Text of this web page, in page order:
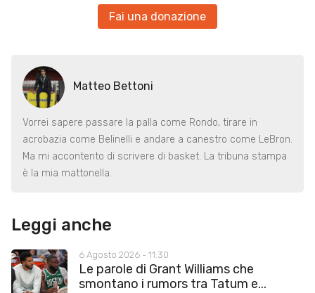
Fai una donazione
Matteo Bettoni
Vorrei sapere passare la palla come Rondo, tirare in
acrobazia come Belinelli e andare a canestro come LeBron.
Ma mi accontento di scrivere di basket. La tribuna stampa
è la mia mattonella.
Leggi anche
6 Agosto 2026 - 11:30
Le parole di Grant Williams che
smontano i rumors tra Tatum e...